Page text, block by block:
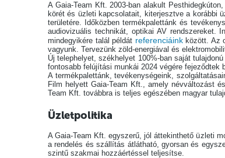
A Gaia-Team Kft. 2003-ban alakult
körét és üzleti kapcsolatait, kiterjesztve a korábbi
területére. Időközben termékpalettánk és
audiovizuális technikát, optikai AV rendszereket.
mindegyikére talál példát referenciáinkközött. Az
vagyunk. Tervezünk zöld-energiával és
Új telephelyet, székhelyet 100%-ban saját
fontosabb felújítási munkái 2024 végére fejeződtek
A termékpalettánk, tevékenységeink,
Film helyett Gaia-Team Kft., amely névváltozást
Team Kft. továbbra is teljes egészében magyar
Üzletpolitika
A Gaia-Team Kft. egyszerű, jól áttekinthető üzleti
a rendelés és szállítás átlátható, gyorsan és
szintű szakmai hozzáértéssel teljesítse.